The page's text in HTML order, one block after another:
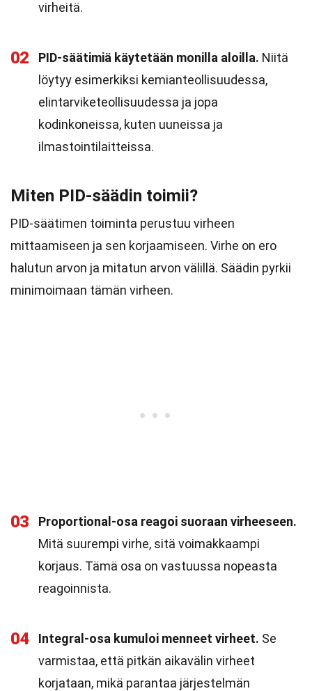
virheitä.
02 PID-säätimiä käytetään monilla aloilla. Niitä
löytyy esimerkiksi kemianteollisuudessa,
elintarviketeollisuudessa ja jopa
kodinkoneissa, kuten uuneissa ja
ilmastointilaitteissa.
Miten PID-säädin toimii?
PID-säätimen toiminta perustuu virheen
mittaamiseen ja sen korjaamiseen. Virhe on ero
halutun arvon ja mitatun arvon välillä. Säädin pyrkii
minimoimaan tämän virheen.
03
Proportional-osa reagoi suoraan virheeseen.
Mitä suurempi virhe, sitä voimakkaampi
korjaus. Tämä osa on vastuussa nopeasta
reagoinnista.
04 Integral-osa kumuloi menneet virheet. Se
varmistaa, että pitkän aikavälin virheet
korjataan, mikä parantaa järjestelmän